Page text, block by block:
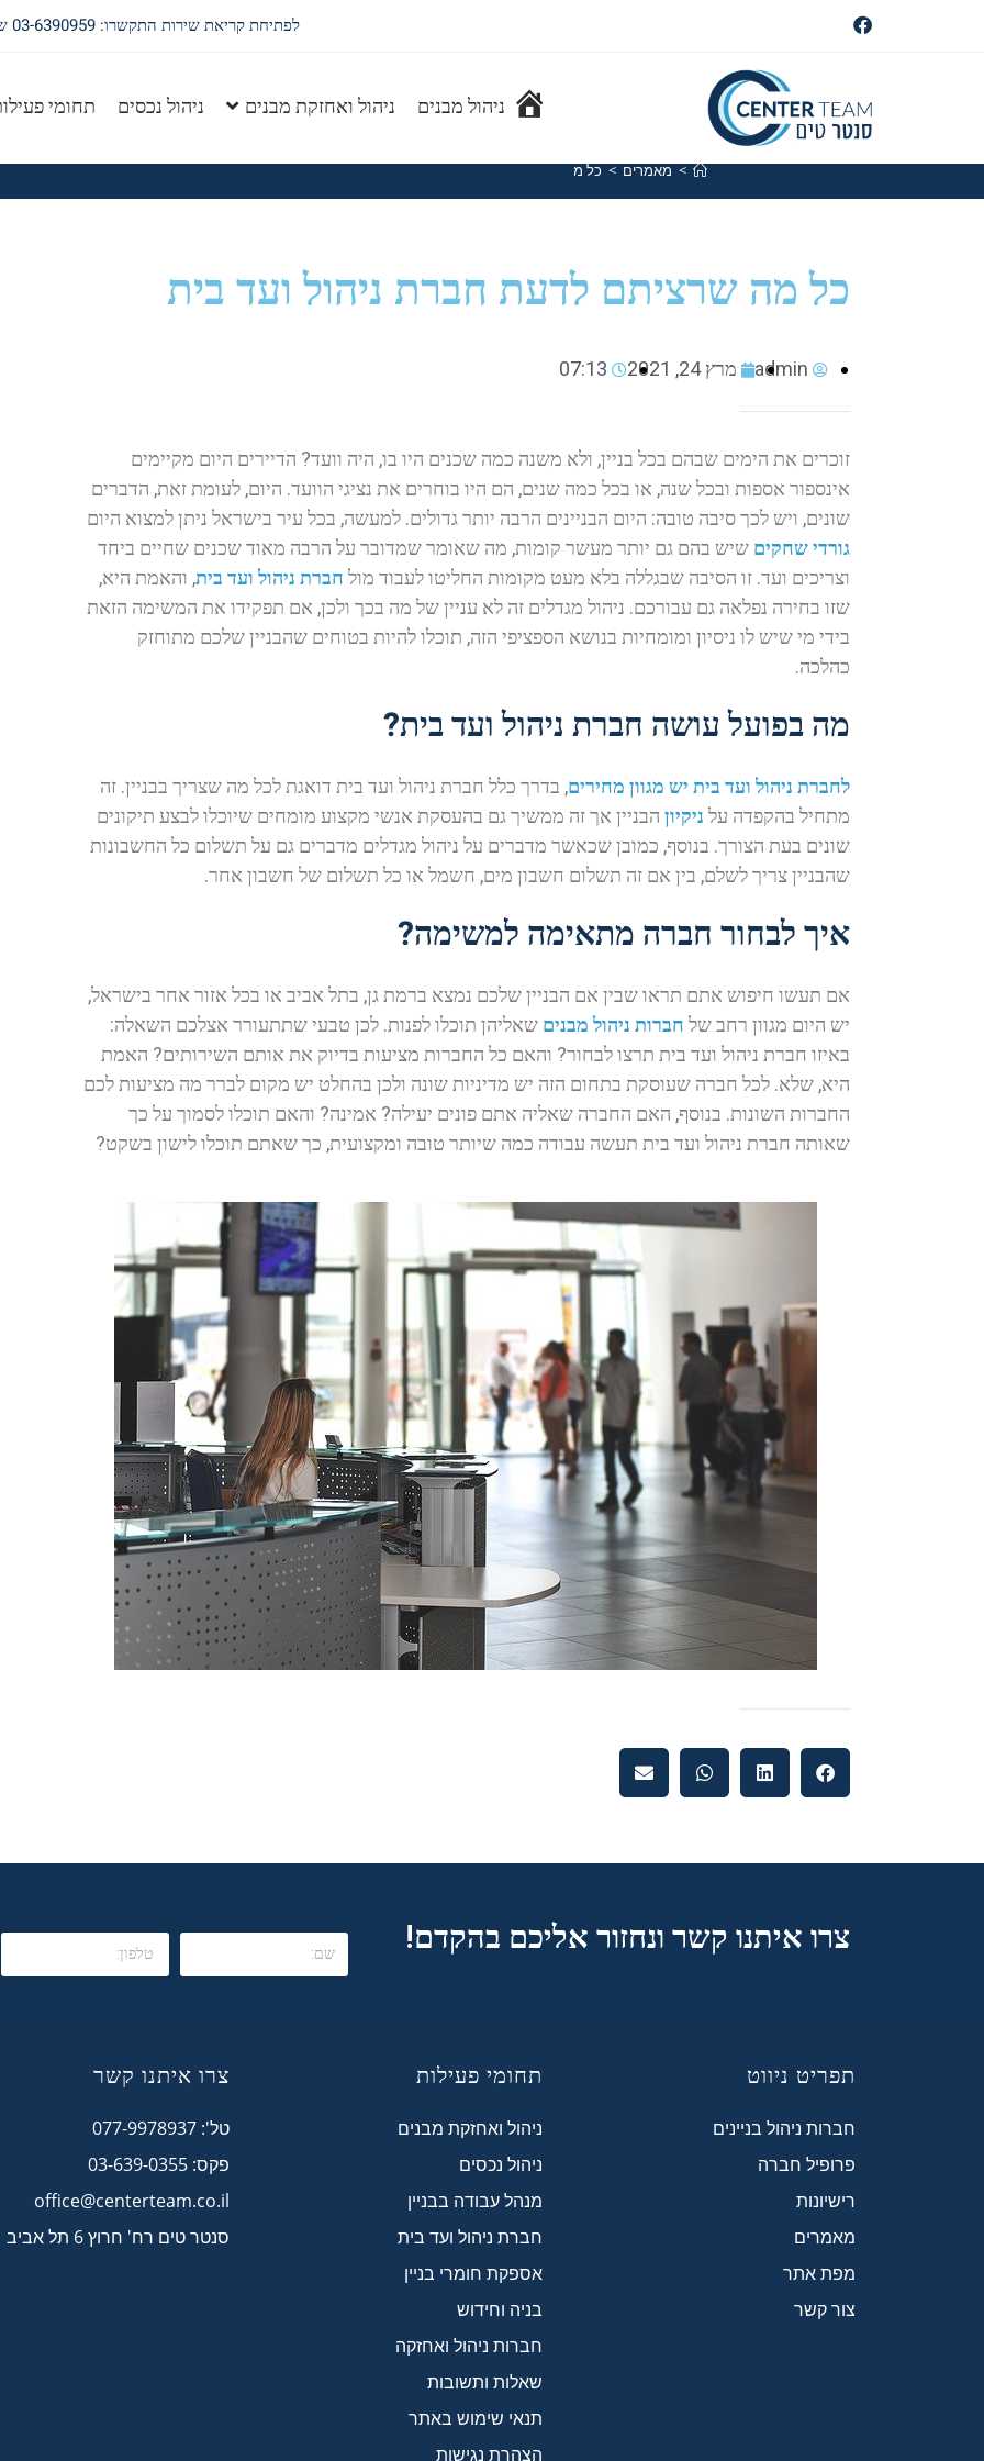
לפתיחת קריאת שירות התקשרו: 03-6390959 שלוחה 1
ניהול מבנים ניהול ואחזקת מבנים ניהול נכסים תחומי
> מאמרים > כל מה שרציתם לדעת חברת ניהול ועד בית
כל מה שרציתם לדעת חברת ניהול ועד בית
admin מרץ 24, 2021 07:13
זוכרים את הימים שבהם בכל בניין, ולא משנה כמה שכנים היו בו, היה וועד? הדיירים היום מקיימים
אינספור אספות ובכל שנה, או בכל כמה שנים, הם היו בוחרים את נציגי הוועד. היום, לעומת זאת, הדברים
שונים, ויש לכך סיבה טובה: היום הבניינים הרבה יותר גדולים. למעשה, בכל עיר בישראל ניתן למצוא היום
גורדי שחקים שיש בהם גם יותר מעשר קומות, מה שאומר שמדובר על הרבה מאוד שכנים שחיים ביחד
וצריכים ועד. זו הסיבה שבגללה בלא מעט מקומות החליטו לעבוד מול חברת ניהול ועד בית, והאמת היא,
שזו בחירה נפלאה גם עבורכם. ניהול מגדלים זה לא עניין של מה בכך ולכן, אם תפקידו את המשימה הזאת
בידי מי שיש לו ניסיון ומומחיות בנושא הספציפי הזה, תוכלו להיות בטוחים שהבניין שלכם מתוחזק
כהלכה.
מה בפועל עושה חברת ניהול ועד בית?
לחברת ניהול ועד בית יש מגוון מחירים, בדרך כלל חברת ניהול ועד בית דואגת לכל מה שצריך בבניין. זה
מתחיל בהקפדה על ניקיון הבניין אך זה ממשיך גם בהעסקת אנשי מקצוע מומחים שיוכלו לבצע תיקונים
שונים בעת הצורך. בנוסף, כמובן שכאשר מדברים על ניהול מגדלים מדברים גם על תשלום כל החשבונות
שהבניין צריך לשלם, בין אם זה תשלום חשבון מים, חשמל או כל תשלום של חשבון אחר.
איך לבחור חברה מתאימה למשימה?
אם תעשו חיפוש אתם תראו שבין אם הבניין שלכם נמצא ברמת גן, בתל אביב או בכל אזור אחר בישראל,
יש היום מגוון רחב של חברות ניהול מבנים שאליהן תוכלו לפנות. לכן טבעי שתתעורר אצלכם השאלה:
באיזו חברת ניהול ועד בית תרצו לבחור? והאם כל החברות מציעות בדיוק את אותם השירותים? האמת
היא, שלא. לכל חברה שעוסקת בתחום הזה יש מדיניות שונה ולכן בהחלט יש מקום לברר מה מציעות לכם
החברות השונות. בנוסף, האם החברה שאליה אתם פונים יעילה? אמינה? והאם תוכלו לסמוך על כך
שאותה חברת ניהול ועד בית תעשה עבודה כמה שיותר טובה ומקצועית, כך שאתם תוכלו לישון בשקט?
צרו איתנו קשר ונחזור אליכם בהקדם!
תפריט ניווט
חברות ניהול בניינים
פרופיל חברה
רישיונות
מאמרים
מפת אתר
צור קשר
תחומי פעילות
ניהול ואחזקת מבנים
ניהול נכסים
מנהל עבודה בבניין
חברת ניהול ועד בית
אספקת חומרי בניין
בניה וחידוש
חברות ניהול ואחזקה
שאלות ותשובות
תנאי שימוש באתר
הצהרת נגישות
צרו איתנו קשר
טל': 077-9978937
פקס: 03-639-0355
office@centerteam.co.il
סנטר טים רח' חרוץ 6 תל אביב